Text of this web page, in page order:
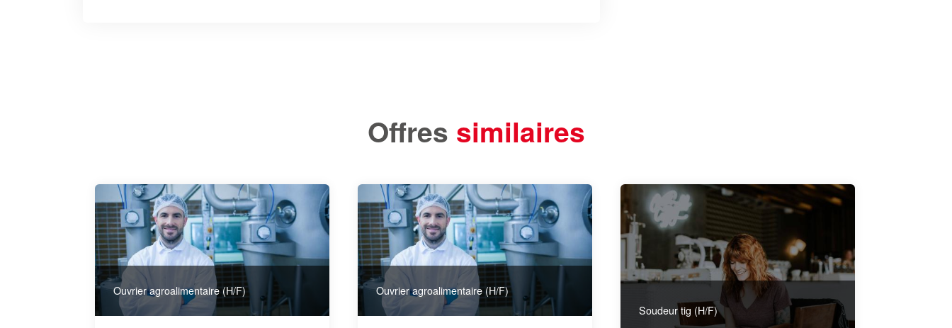
Offres similaires
Ouvrier agroalimentaire (H/F) Ouvrier agroalimentaire (H/F)
Soudeur tig (H/F)